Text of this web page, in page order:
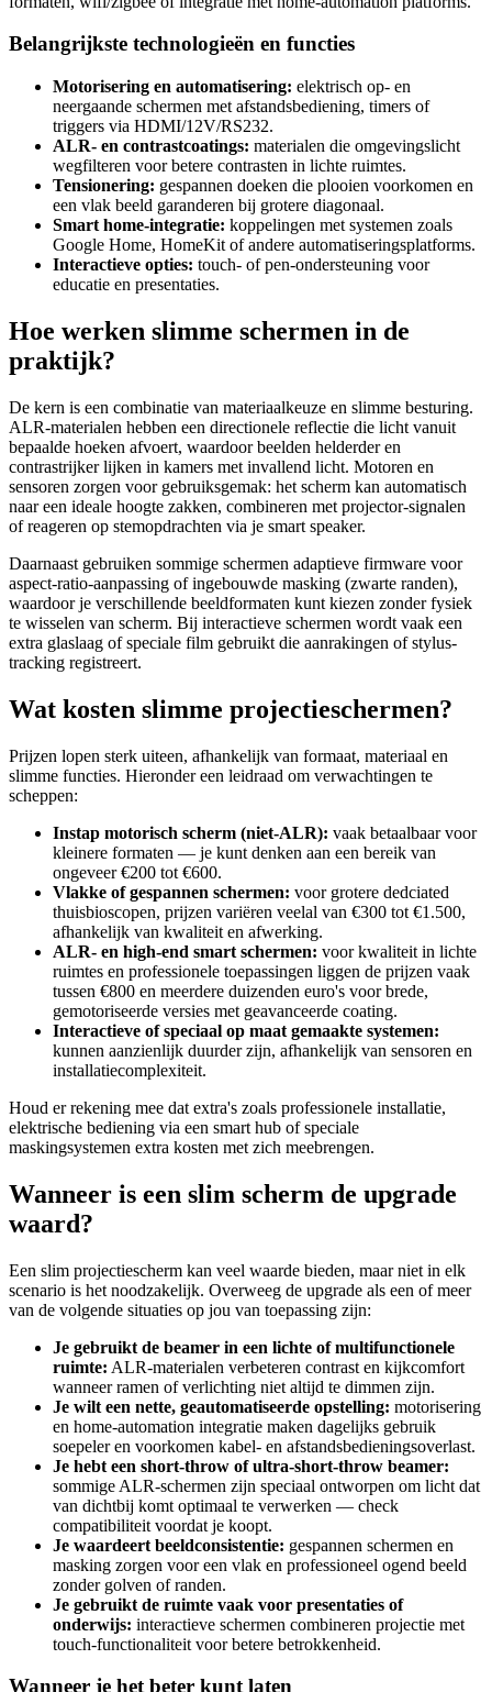
Belangrijkste technologieën en functies
Motorisering en automatisering: elektrisch op- en
neergaande schermen met afstandsbediening, timers of
triggers via HDMI/12V/RS232.
ALR- en contrastcoatings: materialen die omgevingslicht
wegfilteren voor betere contrasten in lichte ruimtes.
Tensionering: gespannen doeken die plooien voorkomen en
een vlak beeld garanderen bij grotere diagonaal.
Smart home-integratie: koppelingen met systemen zoals
Google Home, HomeKit of andere automatiseringsplatforms.
Interactieve opties: touch- of pen-ondersteuning voor
educatie en presentaties.
Hoe werken slimme schermen in de
praktijk?
De kern is een combinatie van materiaalkeuze en slimme besturing.
ALR-materialen hebben een directionele reflectie die licht vanuit
bepaalde hoeken afvoert, waardoor beelden helderder en
contrastrijker lijken in kamers met invallend licht. Motoren en
sensoren zorgen voor gebruiksgemak: het scherm kan automatisch
naar een ideale hoogte zakken, combineren met projector-signalen
of reageren op stemopdrachten via je smart speaker.
Daarnaast gebruiken sommige schermen adaptieve firmware voor
aspect-ratio-aanpassing of ingebouwde masking (zwarte randen),
waardoor je verschillende beeldformaten kunt kiezen zonder fysiek
te wisselen van scherm. Bij interactieve schermen wordt vaak een
extra glaslaag of speciale film gebruikt die aanrakingen of stylus-
tracking registreert.
Wat kosten slimme projectieschermen?
Prijzen lopen sterk uiteen, afhankelijk van formaat, materiaal en
slimme functies. Hieronder een leidraad om verwachtingen te
scheppen:
Instap motorisch scherm (niet-ALR): vaak betaalbaar voor
kleinere formaten — je kunt denken aan een bereik van
ongeveer €200 tot €600.
Vlakke of gespannen schermen: voor grotere dedciated
thuisbioscopen, prijzen variëren veelal van €300 tot €1.500,
afhankelijk van kwaliteit en afwerking.
ALR- en high-end smart schermen: voor kwaliteit in lichte
ruimtes en professionele toepassingen liggen de prijzen vaak
tussen €800 en meerdere duizenden euro's voor brede,
gemotoriseerde versies met geavanceerde coating.
Interactieve of speciaal op maat gemaakte systemen:
kunnen aanzienlijk duurder zijn, afhankelijk van sensoren en
installatiecomplexiteit.
Houd er rekening mee dat extra's zoals professionele installatie,
elektrische bediening via een smart hub of speciale
maskingsystemen extra kosten met zich meebrengen.
Wanneer is een slim scherm de upgrade
waard?
Een slim projectiescherm kan veel waarde bieden, maar niet in elk
scenario is het noodzakelijk. Overweeg de upgrade als een of meer
van de volgende situaties op jou van toepassing zijn:
Je gebruikt de beamer in een lichte of multifunctionele
ruimte: ALR-materialen verbeteren contrast en kijkcomfort
wanneer ramen of verlichting niet altijd te dimmen zijn.
Je wilt een nette, geautomatiseerde opstelling: motorisering
en home‑automation integratie maken dagelijks gebruik
soepeler en voorkomen kabel- en afstandsbedieningsoverlast.
Je hebt een short‑throw of ultra‑short‑throw beamer:
sommige ALR-schermen zijn speciaal ontworpen om licht dat
van dichtbij komt optimaal te verwerken — check
compatibiliteit voordat je koopt.
Je waardeert beeldconsistentie: gespannen schermen en
masking zorgen voor een vlak en professioneel ogend beeld
zonder golven of randen.
Je gebruikt de ruimte vaak voor presentaties of
onderwijs: interactieve schermen combineren projectie met
touch-functionaliteit voor betere betrokkenheid.
Wanneer je het beter kunt laten